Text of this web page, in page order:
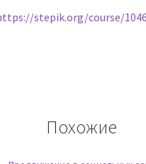
stepik.org/course/
Похожие